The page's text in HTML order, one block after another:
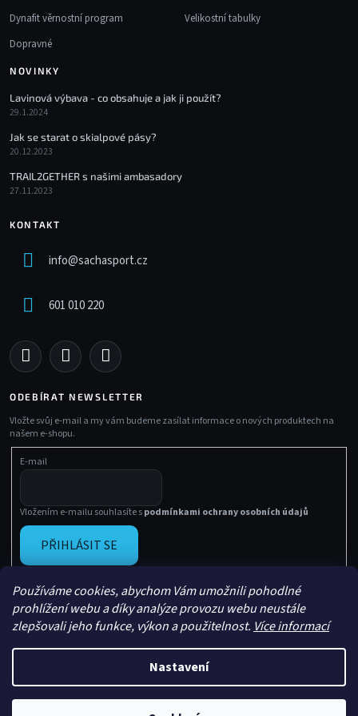
Používáme cookies, abychom Vám umožnili pohodlné
prohlížení webu a díky analýze provozu webu neustále
zlepšovali jeho funkce, výkon a použitelnost. Více informací
Nastavení
Dynafit věrnostní program
Dopravné
Velikostní tabulky
NOVINKY
Lavinová výbava - co obsahuje a jak ji použít?
29.1.2024
Jak se starat o skialpové pásy?
20.12.2023
TRAIL2GETHER s našimi ambasadory
27.11.2023
KONTAKT
info@sachasport.cz
601 010 220
ODEBÍRAT NEWSLETTER
Vložte svůj e-mail a my vám budeme zasílat informace o nových produktech na
našem e-shopu.
E-mail
Vložením e-mailu souhlasíte spodmínkami ochrany osobních údajů
PŘIHLÁSIT SE
Vytvořil Shoptet
Copyright 2026Sachasport. Všechna práva vyhrazena.